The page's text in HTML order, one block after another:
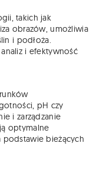
takich jak
obrazów, umożliwia
i podłoża.
i efektywność
pH czy
i zarządzanie
optymalne
podstawie bieżących